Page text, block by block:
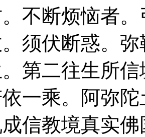
不断烦恼者
须伏断惑。
第二往生所
一乘。阿弥
信教境真实